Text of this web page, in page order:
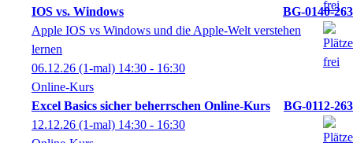
IOS vs. Windows
BG-0140-263
Apple IOS vs Windows und die Apple-Welt verstehen
lernen
06.12.26 (1-mal) 14:30 - 16:30
Online-Kurs
Excel Basics sicher beherrschen Online-Kurs
BG-0112-263
12.12.26 (1-mal) 14:30 - 16:30